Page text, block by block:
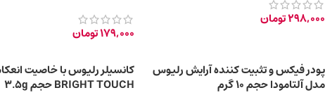
298,000تومان
179,000تومان
پودر فیکس و تثبیت کننده آرایش رلیوس
مدل آلتامودا حجم 10 گرم
کانسیلر رلیوس با خاصیت
BRIGHT TOUCH حجم 3.5g